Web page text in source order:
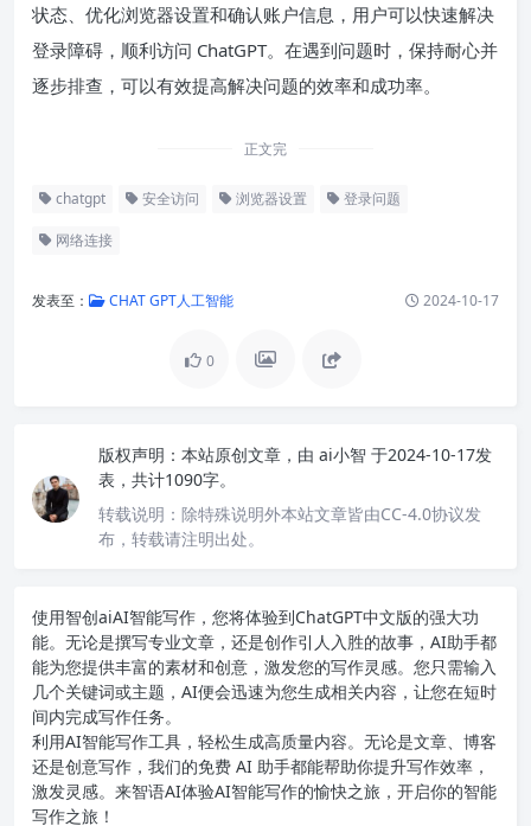
状态、优化浏览器设置和确认账户信息，用户可以快速解决
登录障碍，顺利访问 ChatGPT。在遇到问题时，保持耐心并
逐步排查，可以有效提高解决问题的效率和成功率。
正文完
chatgpt 安全访问 浏览器设置 登录问题
网络连接
发表至： CHAT GPT人工智能 2024-10-17
0
版权声明： 本站原创文章，由 ai小智 于2024-10-17发
表，共计1090字。
转载说明： 除特殊说明外本站文章皆由CC-4.0协议发
布，转载请注明出处。
使用智创aiAI智能写作 ，您将体验到ChatGPT中文版的强大功
能。无论是撰写专业文章，还是创作引人入胜的故事，AI助手都
能为您提供丰富的素材和创意，激发您的写作灵感。您只需输入
几个关键词或主题，AI便会迅速为您生成相关内容，让您在短时
间内完成写作任务。
利用AI智能写作工具，轻松生成高质量内容。无论是文章、博客
还是创意写作，我们的免费 AI 助手都能帮助你提升写作效率，
激发灵感。来智语AI体验AI智能写作的愉快之旅，开启你的智能
写作之旅！